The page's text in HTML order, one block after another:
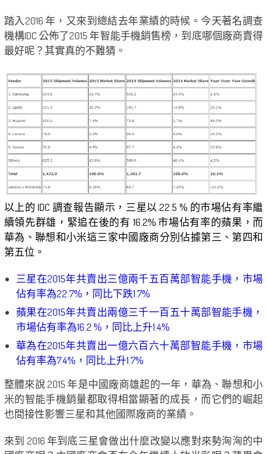
踏入2016 年，又來到總結去年業績的時候。今天著名調查
機構IDC 公佈了2015 年智能手機銷售榜，到底哪個廠商賣得
最好呢？其實真的不難猜。
以上的 IDC 調查報告顯示，三星以 22.5 % 的市場佔有率繼
續領先群雄，緊追在後的有 16.2% 市場佔有率的蘋果，而
華為、聯想和小米這三家中國廠商分別佔據第三、第四和
第五位。
三星在2015年共賣出三億兩千五百萬部智能手機，市場
佔有率為22.7%，同比下跌1.7%
蘋果在2015年共賣出兩億三千一百五十萬部智能手機，
市場佔有率為16.2 %，同比上升1.4%
華為在2015年共賣出一億六百六十萬部智能手機，市場
佔有率為7.4%，同比上升1.7%
整體來說 2015 年是中國廠商雄起的一年，華為、聯想和小
米的智能手機銷量都取得相當顯著的成長，而它們的崛起
也間接性影響三星和其他國際廠商的業績。
來到 2016 年到底三星會做出什麼改變以應對來勢洶洶的中